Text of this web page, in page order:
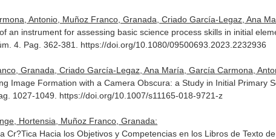
Antonio, Muñoz Franco, Granada, Criado García-Legaz, Ana
an instrument for assessing basic science process skills in initial
4. Pag. 362-381. https://doi.org/10.1080/09500693.2023.2232936
Granada, Criado García-Legaz, Ana María, García Carmona,
Image Formation with a Camera Obscura: a Study in Initial Primary
1027-1049. https://doi.org/10.1007/s11165-018-9721-z
Hortensia, Muñoz Franco, Granada:
Cr?Tica Hacia los Objetivos y Competencias en los Libros de Texto